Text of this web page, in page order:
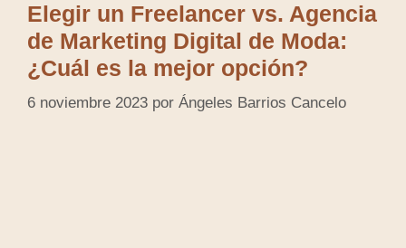
Elegir un Freelancer vs. Agencia
de Marketing Digital de Moda:
¿Cuál es la mejor opción?
6 noviembre 2023 por Ángeles Barrios Cancelo